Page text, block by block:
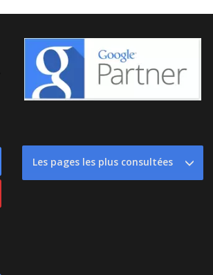
Les pages les plus consultées